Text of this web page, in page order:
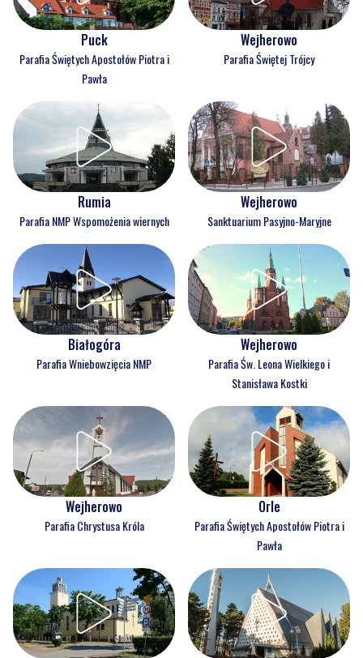
Puck
Parafia Świętych Apostołów Piotra i
Pawła
Wejherowo
Parafia Świętej Trójcy
Rumia
Parafia NMP Wspomożenia wiernych
Wejherowo
Sanktuarium Pasyjno-Maryjne
Białogóra
Parafia Wniebowzięcia NMP
Wejherowo
Parafia Św. Leona Wielkiego i
Stanisława Kostki
Wejherowo
Parafia Chrystusa Króla
Orle
Parafia Świętych Apostołów Piotra i
Pawła